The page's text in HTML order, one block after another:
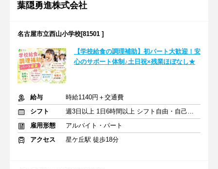
葉隠勇進株式会社
名古屋市立西山小学校[81501 ]
【学校給食の調理補助】初パート大歓迎！安
心のサポート体制♪土日祝×残業ほぼなし★
給与
時給1140円＋交通費
シフト
週3日以上 1日6時間以上 シフト自由・自己申告
雇用形態
アルバイト・パート
アクセス
星ケ丘駅 徒歩18分